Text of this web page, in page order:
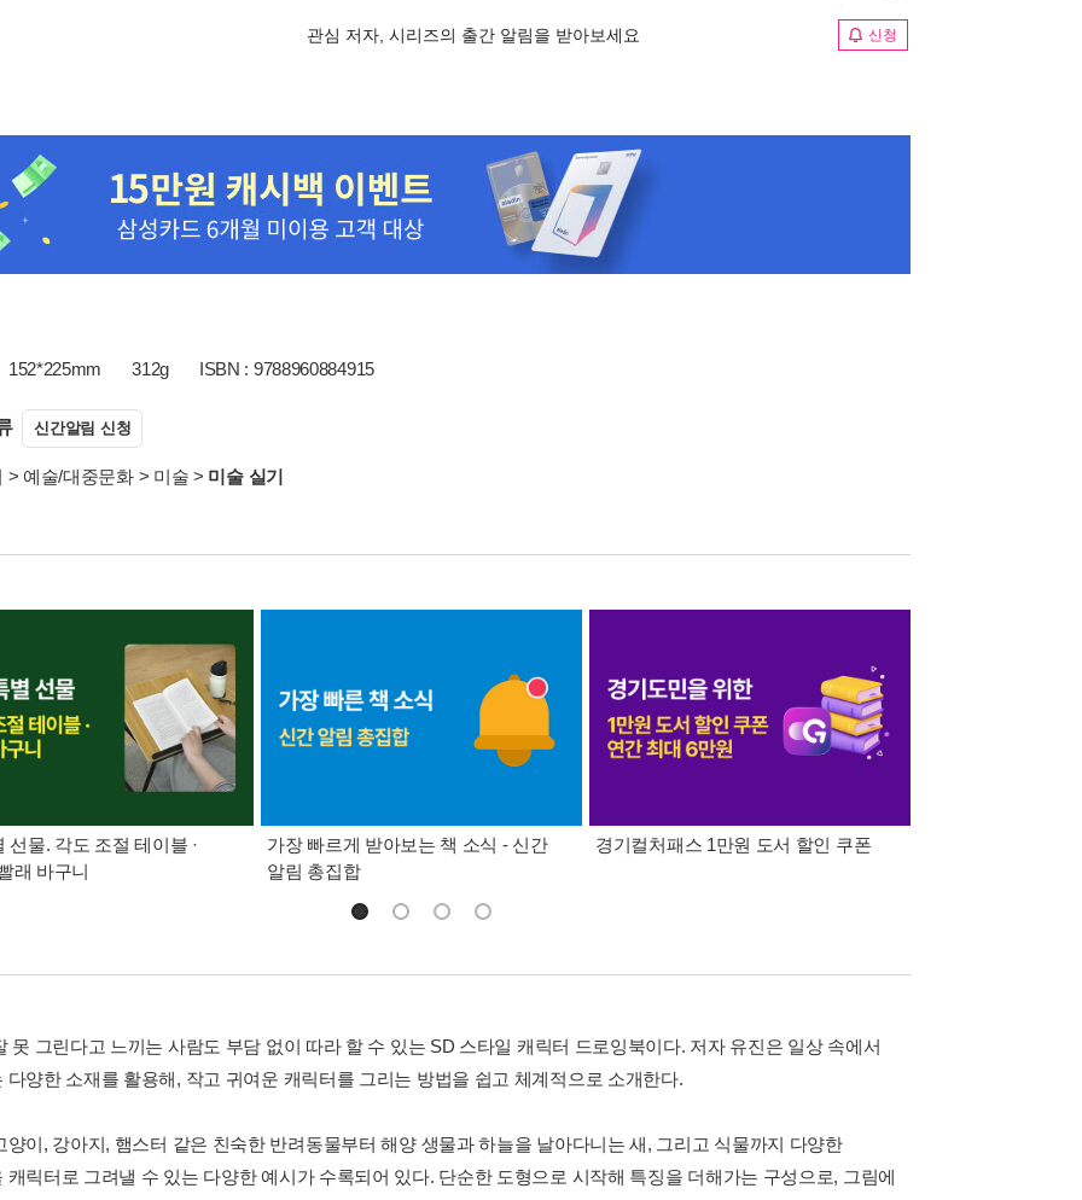
관심 저자, 시리즈의 출간 알림을 받아보세요 신청
152*225mm 312g ISBN : 9788960884915
신간알림 신청
> 예술/대중문화> 미술 > 미술 실기
선물. 각도 조절 테이블 ·
래 바구니
가장 빠르게 받아보는 책 소식 - 신간
알림 총집합
경기컬처패스 1만원 도서 할인 쿠폰
못 그린다고 느끼는 사람도 부담 없이 따라 할 수 있는 SD 스타일 캐릭터 드로잉북이다. 저자 유진은 일상 속에서
다양한 소재를 활용해, 작고 귀여운 캐릭터를 그리는 방법을 쉽고 체계적으로 소개한다.
양이, 강아지, 햄스터 같은 친숙한 반려동물부터 해양 생물과 하늘을 날아다니는 새, 그리고 식물까지 다양한
캐릭터로 그려낼 수 있는 다양한 예시가 수록되어 있다. 단순한 도형으로 시작해 특징을 더해가는 구성으로, 그림에